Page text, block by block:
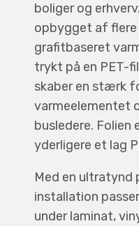
boliger og
opbygget af
grafitbaseret
trykt på en PET-
skaber en stærk
varmeelementet
busledere.
yderligere et lag
Med en ultratynd
installation
under laminat,